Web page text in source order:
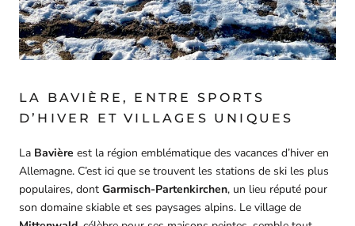
LA BAVIÈRE, ENTRE SPORTS
D’HIVER ET VILLAGES UNIQUES
La Bavière est la région emblématique des vacances d’hiver en
Allemagne. C’est ici que se trouvent les stations de ski les plus
populaires, dont Garmisch-Partenkirchen, un lieu réputé pour
son domaine skiable et ses paysages alpins. Le village de